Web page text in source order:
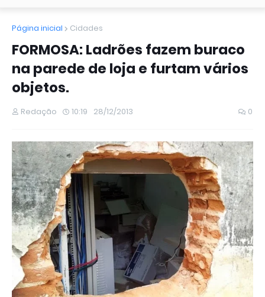
Página inicial Cidades
FORMOSA: Ladrões fazem buraco
na parede de loja e furtam vários
objetos.
Redação 10:19 28/12/2013 0